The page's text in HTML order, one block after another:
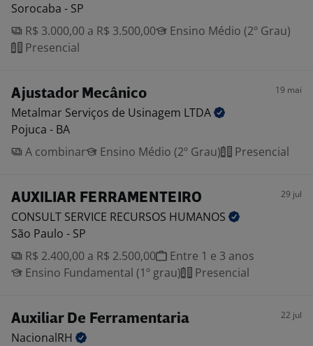
Sorocaba - SP
R$ 3.000,00 a R$ 3.500,00
Ensino Médio (2º Grau)
Presencial
Ajustador Mecânico 19 mai
Metalmar Serviços de Usinagem LTDA
Pojuca - BA
A combinar
Ensino Médio (2º Grau) Presencial
AUXILIAR FERRAMENTEIRO 29 jul
CONSULT SERVICE RECURSOS HUMANOS
São Paulo - SP
R$ 2.400,00 a R$ 2.500,00
Entre 1 e 3 anos
Ensino Fundamental (1º grau)
Presencial
Auxiliar De Ferramentaria 22 jul
NacionalRH